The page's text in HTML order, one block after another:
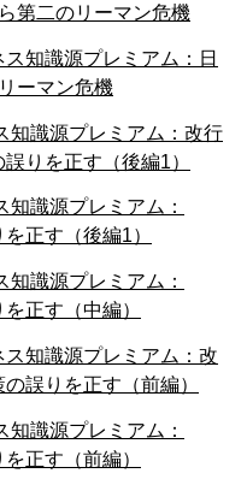
第二のリーマン危機
知識源プレミアム：日
ーマン危機
知識源プレミアム：改行
りを正す（後編1）
知識源プレミアム：
正す（後編1）
知識源プレミアム：
正す（中編）
知識源プレミアム：改
誤りを正す（前編）
知識源プレミアム：
正す（前編）